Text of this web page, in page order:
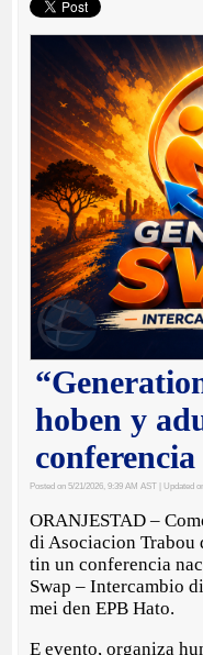
hoben y
Posted on 5/21/2026, 9:39 AM AST | Updated
ORANJESTAD –
di Asociacion Trabou
tin un conferencia
Swap – Intercambio
mei den EPB Hato.
E evento, organiza